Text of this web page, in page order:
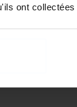
ont
de théâtre